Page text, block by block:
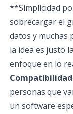
**Simplicidad
sobrecargar el
datos y muchas
la idea es justo
enfoque en lo
Compatibilidad
personas que
un software